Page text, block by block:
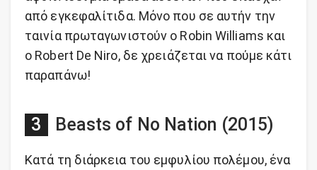
από εγκεφαλίτιδα. Μόνο που σε αυτήν την
ταινία πρωταγωνιστούν ο Robin Williams και
ο Robert De Niro, δε χρειάζεται να πούμε κάτι
παραπάνω!
Beasts of No Nation (2015)
Κατά τη διάρκεια του εμφυλίου πολέμου, ένα